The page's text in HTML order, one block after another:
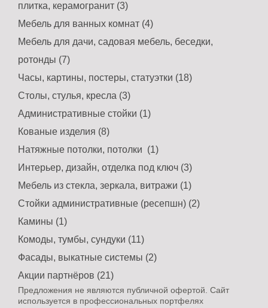
плитка, керамогранит (3)
Мебель для ванных комнат (4)
Мебель для дачи, садовая мебель, беседки,
ротонды (7)
Часы, картины, постеры, статуэтки (18)
Столы, стулья, кресла (3)
Административные стойки (1)
Кованые изделия (8)
Натяжные потолки, потолки (1)
Интерьер, дизайн, отделка под ключ (3)
Мебель из стекла, зеркала, витражи (1)
Стойки административные (ресепшн) (2)
Камины (1)
Комоды, тумбы, сундуки (11)
Фасады, выкатные системы (2)
Акции партнёров (21)
Предложения не являются публичной офертой. Сайт
используется в профессиональных портфелях